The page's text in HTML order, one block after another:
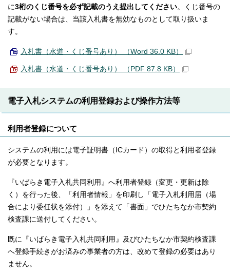
に3桁のくじ番号を必ず記載のうえ提出してください。くじ番号の
記載がない場合は、当該入札書を無効なものとして取り扱いま
す。
入札書（水道・くじ番号あり） （Word 36.0 KB）
入札書（水道・くじ番号あり） （PDF 87.8 KB）
電子入札システムの利用登録および操作方法等
利用者登録について
システムの利用には電子証明書（ICカード）の取得と利用者登録
が必要となります。
『いばらき電子入札共同利用』へ利用者登録（変更・更新は除
く）を行った後、「利用者情報」を印刷し「電子入札利用届（場
合により委任状を添付）」を添えて「書面」でひたちなか市契約
検査課に送付してください。
既に『いばらき電子入札共同利用』及びひたちなか市契約検査課
へ登録手続きがお済みの事業者の方は、改めて登録の必要はあり
ません。